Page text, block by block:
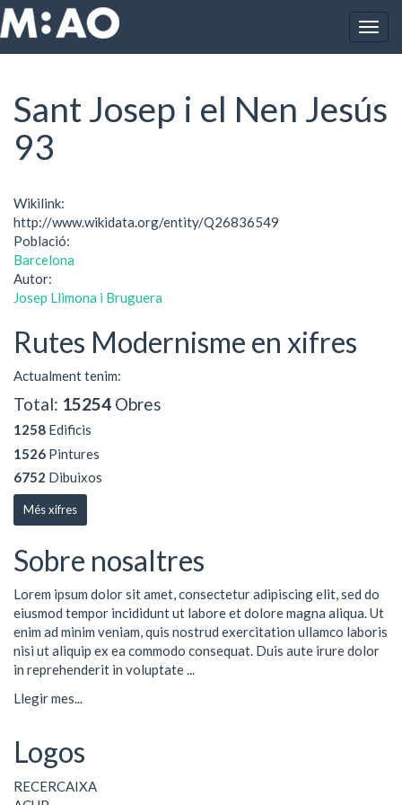
Vés al contingut
Inici Sant Josep i el Nen Jesús 93
Sant Josep i el Nen Jesús
93
Wikilink:
http://www.wikidata.org/entity/Q26836549
Població:
Barcelona
Autor:
Josep Llimona i Bruguera
Rutes Modernisme en xifres
Actualment tenim:
Total: 15254 Obres
1258 Edificis
1526 Pintures
6752 Dibuixos
Més xifres
Sobre nosaltres
Lorem ipsum dolor sit amet, consectetur adipiscing elit, sed do
eiusmod tempor incididunt ut labore et dolore magna aliqua. Ut
enim ad minim veniam, quis nostrud exercitation ullamco laboris
nisi ut aliquip ex ea commodo consequat. Duis aute irure dolor
in reprehenderit in voluptate ...
Llegir mes...
Logos
RECERCAIXA